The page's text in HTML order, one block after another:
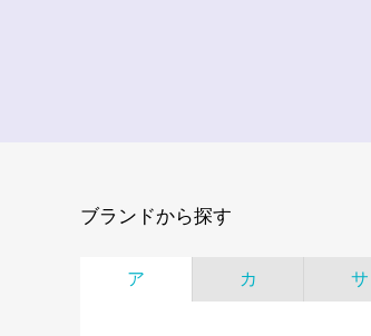
ブランドから探す
ア カ サ